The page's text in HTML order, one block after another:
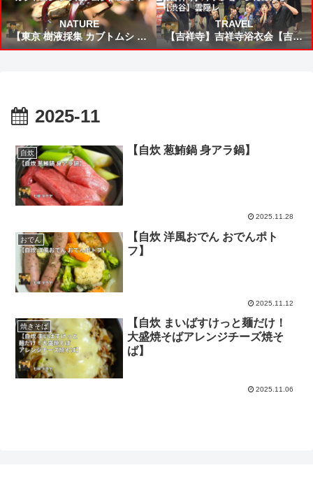
NATURE
【東京 樹液採集 カブトムシ ク
ワガタムシ】2025年
TRAVEL
【吉祥寺】吉祥寺浴衣会【吉祥
寺】キチジョージえんにち【渋
2025-11
自炊 【自炊 葱鮪鍋 身アラ鍋】
2025.11.28
おでん
【自炊 洋風おでん おでんポト
フ】
2025.11.12
焼きそば
【自炊 まいばすけっと麺だけ！
大盛焼そばアレンジチーズ焼そ
ば】
2025.11.06